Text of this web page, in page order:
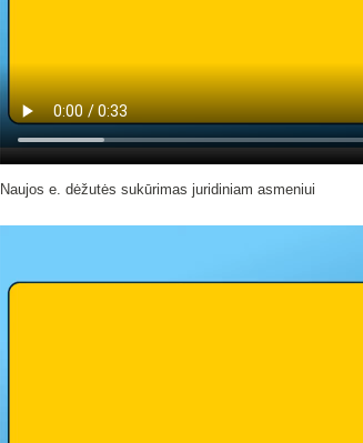
Naujos e. dėžutės sukūrimas juridiniam asmeniui